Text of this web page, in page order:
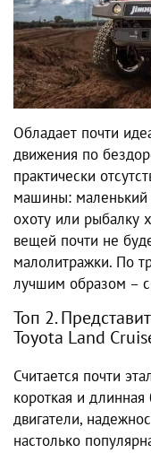
Обладает почти
движения по
практически
машины: маленький
охоту или рыбалку
вещей почти не
малолитражки. По
лучшим образом –
Топ 2.
Toyota Land
Считается почти
короткая и
двигатели,
настолько